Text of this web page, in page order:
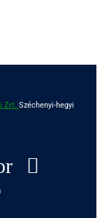
Zrt. Széchenyi-hegyi